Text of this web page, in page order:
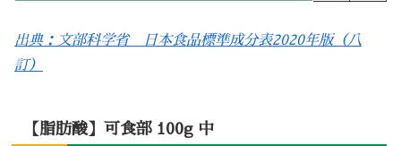
出典：文部科学省 日本食品標準成分表2020年版（八
訂）
【脂肪酸】可食部 100g 中